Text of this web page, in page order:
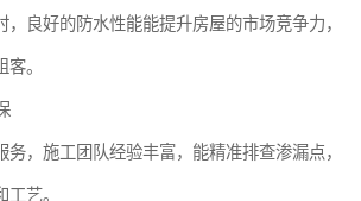
良好的防水性能能提升房屋的市场竞争力，
。
，施工团队经验丰富，能精准排查渗漏点，
艺。